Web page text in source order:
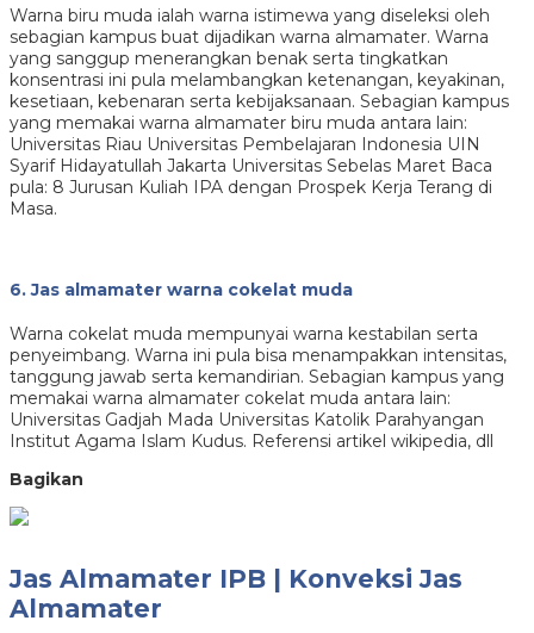
Warna biru muda ialah warna istimewa yang diseleksi oleh
sebagian kampus buat dijadikan warna almamater. Warna
yang sanggup menerangkan benak serta tingkatkan
konsentrasi ini pula melambangkan ketenangan, keyakinan,
kesetiaan, kebenaran serta kebijaksanaan. Sebagian kampus
yang memakai warna almamater biru muda antara lain:
Universitas Riau Universitas Pembelajaran Indonesia UIN
Syarif Hidayatullah Jakarta Universitas Sebelas Maret Baca
pula: 8 Jurusan Kuliah IPA dengan Prospek Kerja Terang di
Masa.
6. Jas almamater warna cokelat muda
Warna cokelat muda mempunyai warna kestabilan serta
penyeimbang. Warna ini pula bisa menampakkan intensitas,
tanggung jawab serta kemandirian. Sebagian kampus yang
memakai warna almamater cokelat muda antara lain:
Universitas Gadjah Mada Universitas Katolik Parahyangan
Institut Agama Islam Kudus. Referensi artikel wikipedia, dll
Bagikan
Jas Almamater IPB | Konveksi Jas
Almamater